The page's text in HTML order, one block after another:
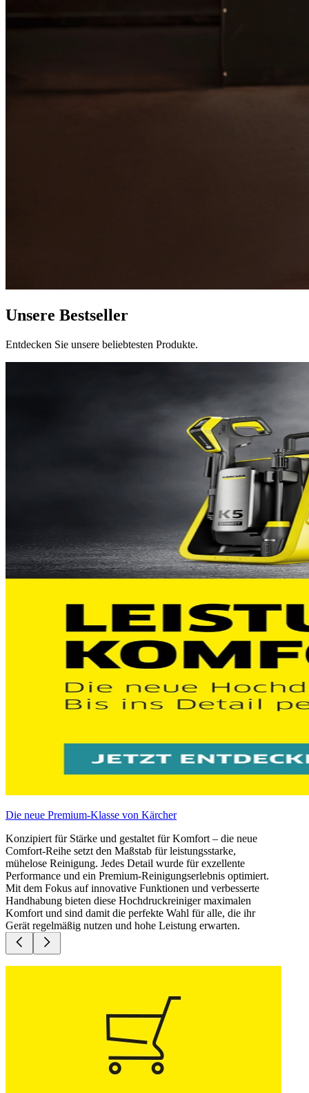
Unsere Bestseller
Entdecken Sie unsere beliebtesten Produkte.
Die neue Premium-Klasse von Kärcher
Konzipiert für Stärke und gestaltet für Komfort – die neue
Comfort-Reihe setzt den Maßstab für leistungsstarke,
mühelose Reinigung. Jedes Detail wurde für exzellente
Performance und ein Premium-Reinigungserlebnis optimiert.
Mit dem Fokus auf innovative Funktionen und verbesserte
Handhabung bieten diese Hochdruckreiniger maximalen
Komfort und sind damit die perfekte Wahl für alle, die ihr
Gerät regelmäßig nutzen und hohe Leistung erwarten.